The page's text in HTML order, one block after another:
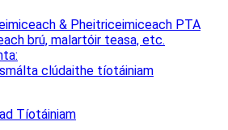
& Pheitriceimiceach PTA
brú, malartóir teasa, etc.
clúdaithe tíotáiniam